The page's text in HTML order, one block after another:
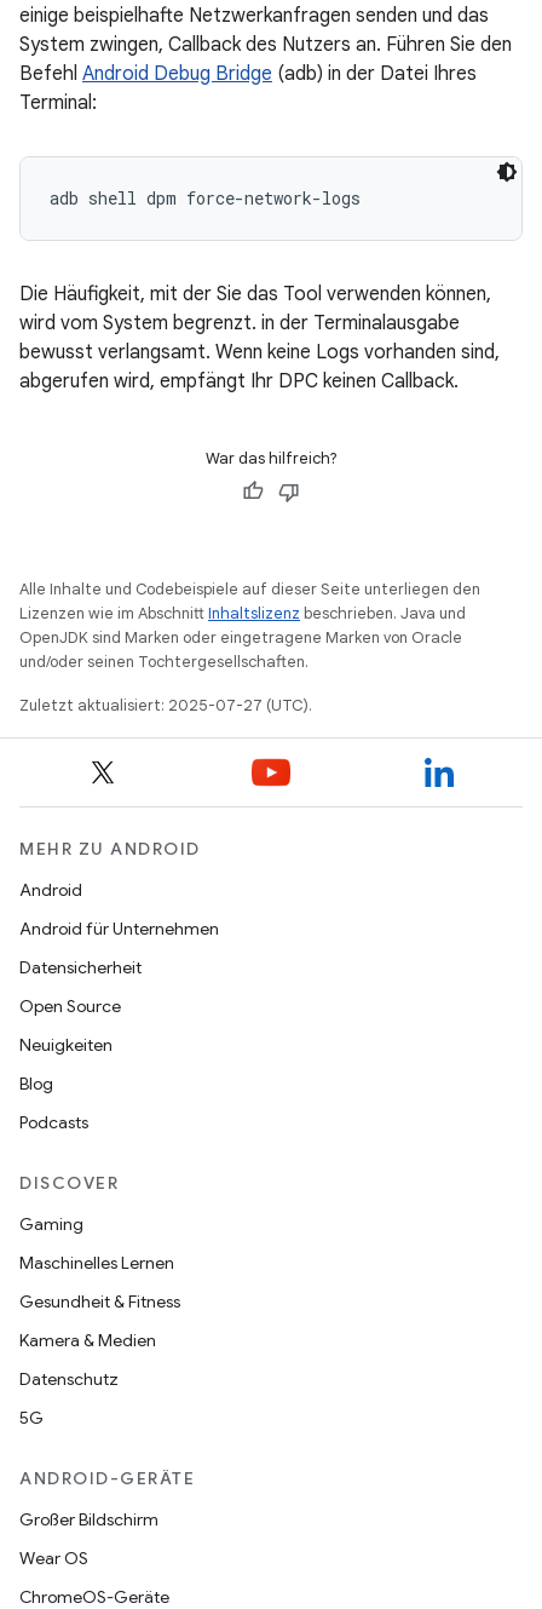
einige beispielhafte Netzwerkanfragen senden und das
System zwingen, Callback des Nutzers an. Führen Sie den
Befehl Android Debug Bridge (adb) in der Datei Ihres
Terminal:
adb shell dpm force-network-logs
Die Häufigkeit, mit der Sie das Tool verwenden können,
wird vom System begrenzt. in der Terminalausgabe
bewusst verlangsamt. Wenn keine Logs vorhanden sind,
abgerufen wird, empfängt Ihr DPC keinen Callback.
War das hilfreich?
Alle Inhalte und Codebeispiele auf dieser Seite unterliegen den
Lizenzen wie im AbschnittInhaltslizenz beschrieben. Java und
OpenJDK sind Marken oder eingetragene Marken von Oracle
und/oder seinen Tochtergesellschaften.
Zuletzt aktualisiert: 2025-07-27 (UTC).
MEHR ZU ANDROID
Android
Android für Unternehmen
Datensicherheit
Open Source
Neuigkeiten
Blog
Podcasts
DISCOVER
Gaming
Maschinelles Lernen
Gesundheit & Fitness
Kamera & Medien
Datenschutz
5G
ANDROID-GERÄTE
Großer Bildschirm
Wear OS
ChromeOS-Geräte